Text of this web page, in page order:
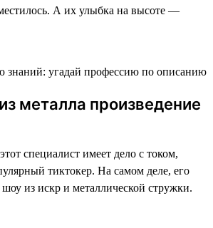
А их улыбка на высоте —
металла произведение
специалист имеет дело с током,
тиктокер. На самом деле, его
из искр и металлической стружки.